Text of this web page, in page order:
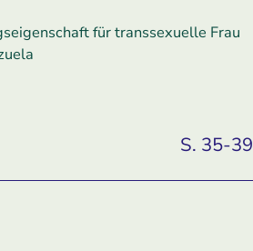
für transsexuelle Frau
S. 35-39